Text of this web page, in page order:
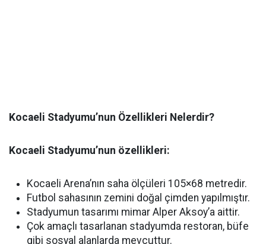
Kocaeli Stadyumu’nun Özellikleri Nelerdir?
Kocaeli Stadyumu’nun özellikleri:
Kocaeli Arena’nın saha ölçüleri 105×68 metredir.
Futbol sahasının zemini doğal çimden yapılmıştır.
Stadyumun tasarımı mimar Alper Aksoy’a aittir.
Çok amaçlı tasarlanan stadyumda restoran, büfe
gibi sosyal alanlarda mevcuttur.